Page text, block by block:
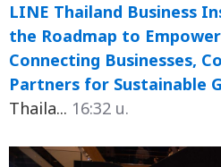
LINE Thailand Business
the Roadmap to
Connecting Businesses,
Partners for Sustainable
Thaila... 16:32 น.